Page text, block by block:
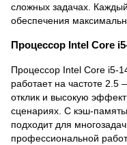
сложных задачах.
обеспечения
Процессор Intel Core
Процессор Intel Core i5-
работает на частоте
отклик и высокую
сценариях. С кэш-
подходит для
профессиональной